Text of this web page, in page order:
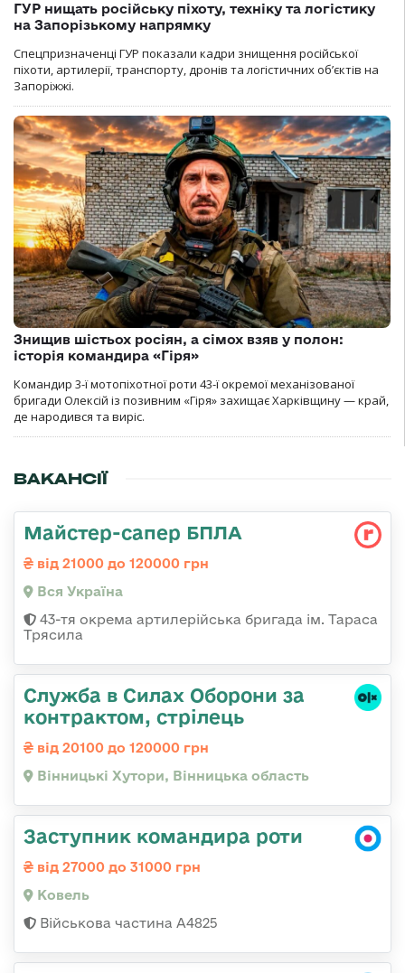
ГУР нищать російську піхоту, техніку та логістику
на Запорізькому напрямку
Спецпризначенці ГУР показали кадри знищення російської
піхоти, артилерії, транспорту, дронів та логістичних об’єктів на
Запоріжжі.
Знищив шістьох росіян, а сімох взяв у полон:
історія командира «Гіря»
Командир 3-ї мотопіхотної роти 43-ї окремої механізованої
бригади Олексій із позивним «Гіря» захищає Харківщину — край,
де народився та виріс.
ВАКАНСІЇ
Майстер-сапер БПЛА
від 21000 до 120000 грн
Вся Україна
43-тя окрема артилерійська бригада ім. Тараса
Трясила
Служба в Силах Оборони за
контрактом, стрілець
від 20100 до 120000 грн
Вінницькі Хутори, Вінницька область
Заступник командира роти
від 27000 до 31000 грн
Ковель
Військова частина А4825